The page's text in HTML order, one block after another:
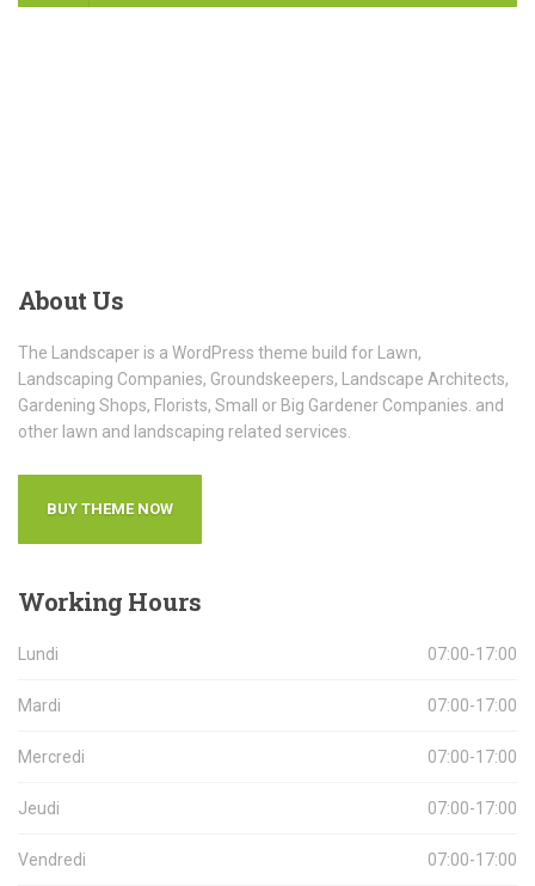
About Us
The Landscaper is a WordPress theme build for Lawn,
Landscaping Companies, Groundskeepers, Landscape Architects,
Gardening Shops, Florists, Small or Big Gardener Companies. and
other lawn and landscaping related services.
BUY THEME NOW
Working Hours
Lundi 07:00-17:00
Mardi 07:00-17:00
Mercredi 07:00-17:00
Jeudi 07:00-17:00
Vendredi 07:00-17:00